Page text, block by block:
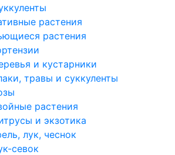
растения
растения
и кустарники
травы и суккуленты
растения
и экзотика
лук, чеснок
севок